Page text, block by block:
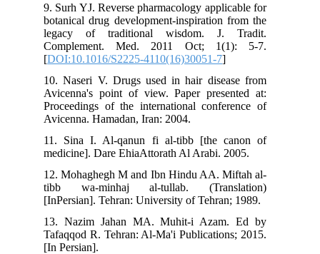
9. Surh YJ. Reverse pharmacology applicable for
botanical drug development-inspiration from the
legacy of traditional wisdom. J. Tradit.
Complement. Med. 2011 Oct; 1(1): 5-7.
[DOI:10.1016/S2225-4110(16)30051-7
10. Naseri V. Drugs used in hair disease from
Avicenna's point of view. Paper presented at:
Proceedings of the international conference of
Avicenna. Hamadan, Iran: 2004.
11. Sina I. Al-qanun fi al-tibb [the canon of
medicine]. Dare EhiaAttorath Al Arabi. 2005.
12. Mohaghegh M and Ibn Hindu AA. Miftah al-
tibb wa-minhaj al-tullab. (Translation)
[InPersian]. Tehran: University of Tehran; 1989.
13. Nazim Jahan MA. Muhit-i Azam. Ed by
Tafaqqod R. Tehran: Al-Ma'i Publications; 2015.
[In Persian].